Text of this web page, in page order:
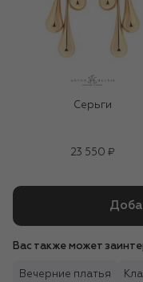
Серьги
23 550 ₽
Вас также может
Вечерние платья